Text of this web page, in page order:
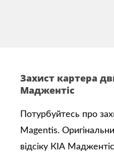
Захист картера
Маджентіс
Потурбуйтесь про
Magentis.
відсіку КІА